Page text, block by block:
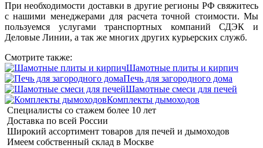
При необходимости доставки в другие регионы РФ свяжитесь
с нашими менеджерами для расчета точной стоимости. Мы
пользуемся услугами транспортных компаний СДЭК и
Деловые Линии, а так же многих других курьерских служб.
Смотрите также:
Шамотные плиты и кирпич
Печь для загородного дома
Шамотные смеси для печей
Комплекты дымоходов
Специалисты со стажем более 10 лет
Доставка по всей России
Широкий ассортимент товаров для печей и дымоходов
Имеем собственный склад в Москве